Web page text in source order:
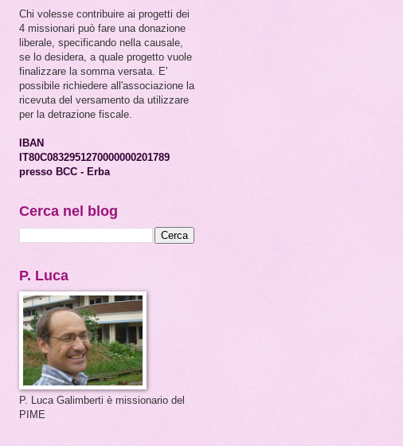
Chi volesse contribuire ai progetti dei
4 missionari può fare una donazione
liberale, specificando nella causale,
se lo desidera, a quale progetto vuole
finalizzare la somma versata. E'
possibile richiedere all'associazione la
ricevuta del versamento da utilizzare
per la detrazione fiscale.
IBAN
IT80C0832951270000000201789
presso BCC - Erba
Cerca nel blog
P. Luca
P. Luca Galimberti è missionario del
PIME